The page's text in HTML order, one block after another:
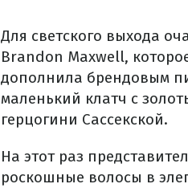
Для светского выхода
Brandon Maxwell,
дополнила брендовым
маленький клатч с
герцогини Сассекской.
На этот раз
роскошные волосы в